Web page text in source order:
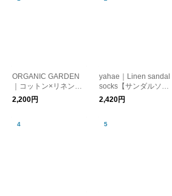
ORGANIC GARDEN
｜コットン×リネン
サンダルソックス【靴
下 ソックス】
2,200円
yahae｜Linen sandal
socks【サンダルソッ
クス】
2,420円